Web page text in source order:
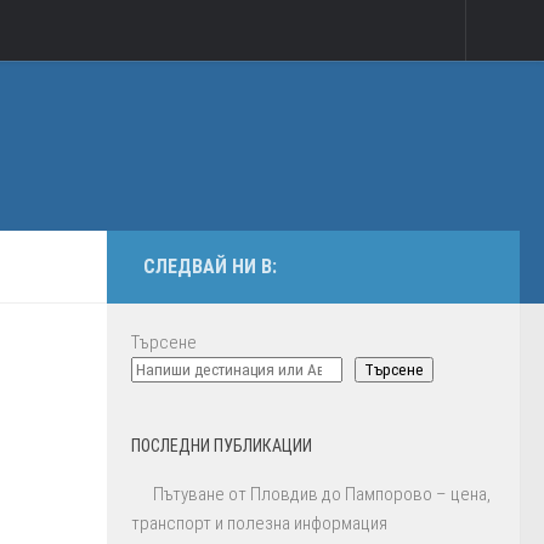
СЛЕДВАЙ НИ В:
Търсене
Търсене
ПОСЛЕДНИ ПУБЛИКАЦИИ
Пътуване от Пловдив до Пампорово – цена,
транспорт и полезна информация